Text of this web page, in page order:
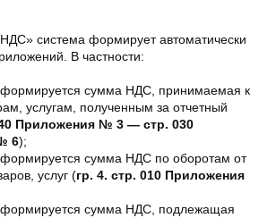
система формирует автоматически
В частности:
формируется сумма НДС, принимаемая к
услугам, полученным за отчетный
Приложения № 3 — стр. 030
6);
формируется сумма НДС по оборотам от
услуг (гр. 4. стр. 010 Приложения
формируется сумма НДС, подлежащая